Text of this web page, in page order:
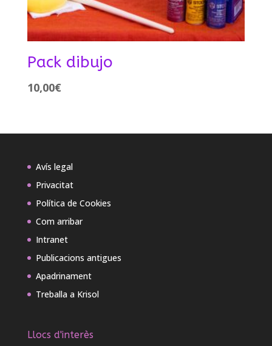
Pack dibujo
10,00€
Avís legal
Privacitat
Política de Cookies
Com arribar
Intranet
Publicacions antigues
Apadrinament
Treballa a Krisol
Llocs d'interès